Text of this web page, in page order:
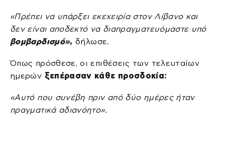
«Πρέπει να υπάρξει εκεχειρία στον Λίβανο και
δεν είναι αποδεκτό να διαπραγματευόμαστε υπό
βομβαρδισμό», δήλωσε.
Όπως πρόσθεσε, οι επιθέσεις των τελευταίων
ημερών ξεπέρασαν κάθε προσδοκία:
«Αυτό που συνέβη πριν από δύο ημέρες ήταν
πραγματικά αδιανόητο».